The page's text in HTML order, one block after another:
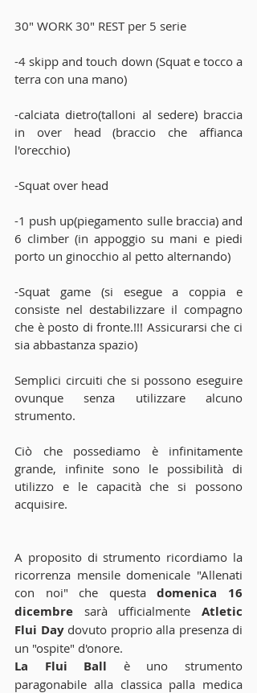
30" WORK 30" REST per 5 serie
-4 skipp and touch down (Squat e tocco a
terra con una mano)
-calciata dietro(talloni al sedere) braccia
in over head (braccio che affianca
l'orecchio)
-Squat over head
-1 push up(piegamento sulle braccia) and
6 climber (in appoggio su mani e piedi
porto un ginocchio al petto alternando)
-Squat game (si esegue a coppia e
consiste nel destabilizzare il compagno
che è posto di fronte.!!! Assicurarsi che ci
sia abbastanza spazio)
Semplici circuiti che si possono eseguire
ovunque senza utilizzare alcuno
strumento.
Ciò che possediamo è infinitamente
grande, infinite sono le possibilità di
utilizzo e le capacità che si possono
acquisire.
A proposito di strumento ricordiamo la
ricorrenza mensile domenicale "Allenati
con noi" che questa domenica 16
dicembre sarà ufficialmente Atletic
Flui Day dovuto proprio alla presenza di
un "ospite" d'onore.
La Flui Ball è uno strumento
paragonabile alla classica palla medica